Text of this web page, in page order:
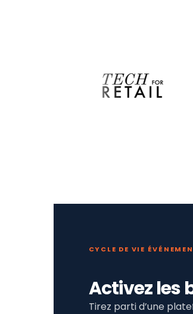
CYCLE DE VIE
Activez les
Tirez parti d’une